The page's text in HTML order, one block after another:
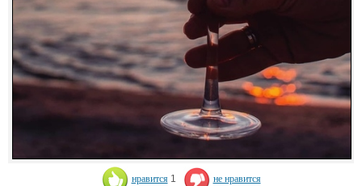
нравится 1 не нравится